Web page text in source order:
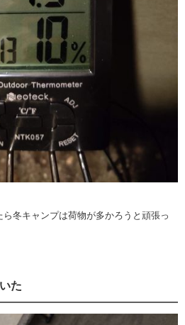
冬キャンプは荷物が多かろうと頑張っ
た